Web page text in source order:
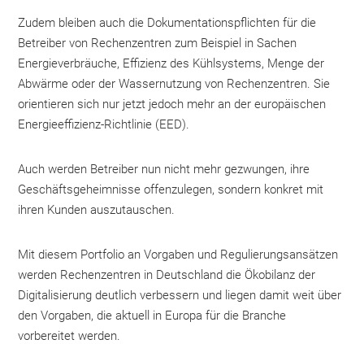
Zudem bleiben auch die Dokumentationspflichten für die
Betreiber von Rechenzentren zum Beispiel in Sachen
Energieverbräuche, Effizienz des Kühlsystems, Menge der
Abwärme oder der Wassernutzung von Rechenzentren. Sie
orientieren sich nur jetzt jedoch mehr an der europäischen
Energieeffizienz-Richtlinie (EED).
Auch werden Betreiber nun nicht mehr gezwungen, ihre
Geschäftsgeheimnisse offenzulegen, sondern konkret mit
ihren Kunden auszutauschen.
Mit diesem Portfolio an Vorgaben und Regulierungsansätzen
werden Rechenzentren in Deutschland die Ökobilanz der
Digitalisierung deutlich verbessern und liegen damit weit über
den Vorgaben, die aktuell in Europa für die Branche
vorbereitet werden.